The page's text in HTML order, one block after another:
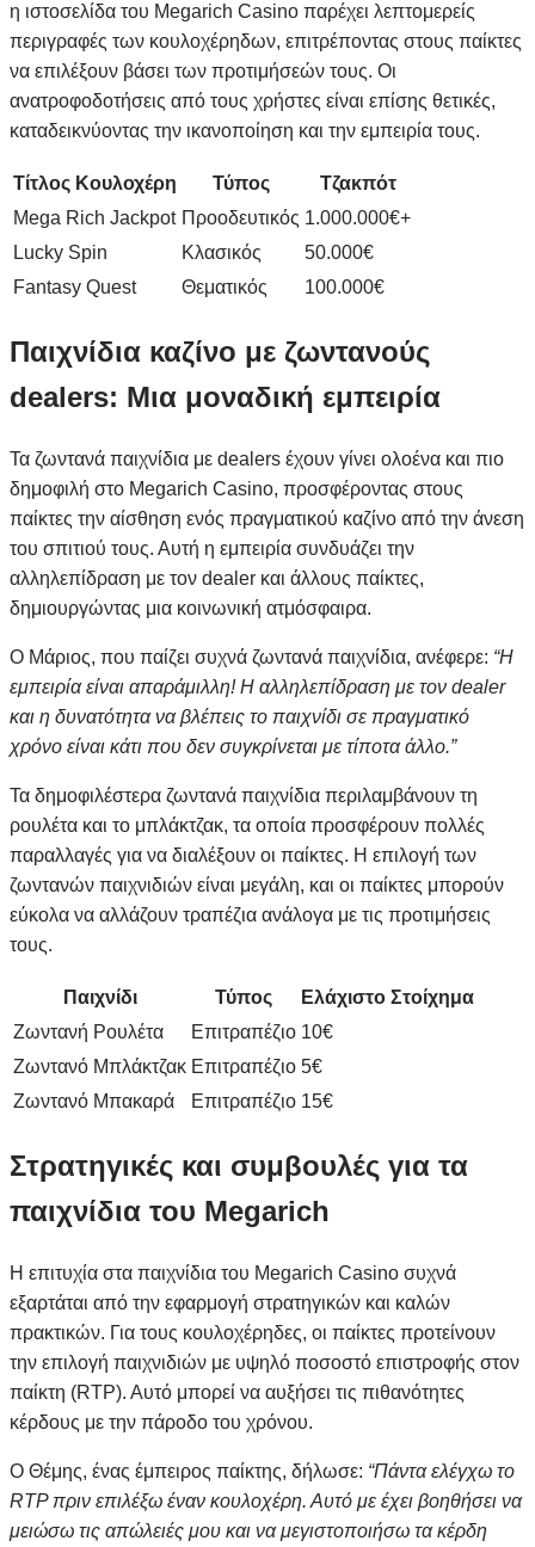
η ιστοσελίδα του Megarich Casino παρέχει λεπτομερείς
περιγραφές των κουλοχέρηδων, επιτρέποντας στους παίκτες
να επιλέξουν βάσει των προτιμήσεών τους. Οι
ανατροφοδοτήσεις από τους χρήστες είναι επίσης θετικές,
καταδεικνύοντας την ικανοποίηση και την εμπειρία τους.
Τίτλος Κουλοχέρη Τύπος
Τζακπότ
Mega Rich Jackpot Προοδευτικός 1.000.000€+
Lucky Spin
Κλασικός
50.000€
Fantasy Quest
Θεματικός 100.000€
Παιχνίδια καζίνο με ζωντανούς
dealers: Μια μοναδική εμπειρία
Τα ζωντανά παιχνίδια με dealers έχουν γίνει ολοένα και πιο
δημοφιλή στο Megarich Casino, προσφέροντας στους
παίκτες την αίσθηση ενός πραγματικού καζίνο από την άνεση
του σπιτιού τους. Αυτή η εμπειρία συνδυάζει την
αλληλεπίδραση με τον dealer και άλλους παίκτες,
δημιουργώντας μια κοινωνική ατμόσφαιρα.
Ο Μάριος, που παίζει συχνά ζωντανά παιχνίδια, ανέφερε: “Η
εμπειρία είναι απαράμιλλη! Η αλληλεπίδραση με τον dealer
και η δυνατότητα να βλέπεις το παιχνίδι σε πραγματικό
χρόνο είναι κάτι που δεν συγκρίνεται με τίποτα άλλο.”
Τα δημοφιλέστερα ζωντανά παιχνίδια περιλαμβάνουν τη
ρουλέτα και το μπλάκτζακ, τα οποία προσφέρουν πολλές
παραλλαγές για να διαλέξουν οι παίκτες. Η επιλογή των
ζωντανών παιχνιδιών είναι μεγάλη, και οι παίκτες μπορούν
εύκολα να αλλάζουν τραπέζια ανάλογα με τις προτιμήσεις
τους.
Παιχνίδι Τύπος
Ελάχιστο Στοίχημα
Ζωντανή Ρουλέτα
Επιτραπέζιο 10€
Ζωντανό Μπλάκτζακ Επιτραπέζιο 5€
Ζωντανό Μπακαρά
Επιτραπέζιο 15€
Στρατηγικές και συμβουλές για τα
παιχνίδια του Megarich
Η επιτυχία στα παιχνίδια του Megarich Casino συχνά
εξαρτάται από την εφαρμογή στρατηγικών και καλών
πρακτικών. Για τους κουλοχέρηδες, οι παίκτες προτείνουν
την επιλογή παιχνιδιών με υψηλό ποσοστό επιστροφής στον
παίκτη (RTP). Αυτό μπορεί να αυξήσει τις πιθανότητες
κέρδους με την πάροδο του χρόνου.
Ο Θέμης, ένας έμπειρος παίκτης, δήλωσε: “Πάντα ελέγχω το
RTP πριν επιλέξω έναν κουλοχέρη. Αυτό με έχει βοηθήσει να
μειώσω τις απώλειές μου και να μεγιστοποιήσω τα κέρδη